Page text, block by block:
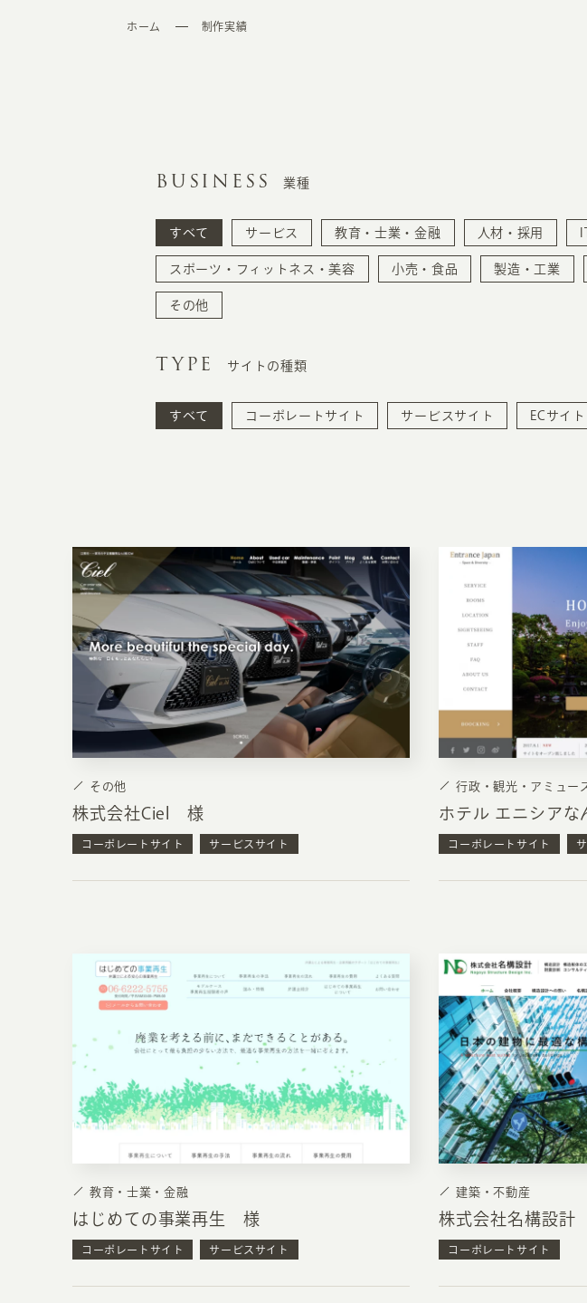
ホームページ
よくある質問
お客様の声
ホームページ制
お知らせ・コ
ABOUT
オンカについて
ホーム 制作実績
BUSINESS 業種
すべて サービス 教育・士業・金融 人材・採用
スポーツ・フィットネス・美容 小売・食品 製造・工業
その他
TYPE サイトの種類
すべて コーポレートサイト サービスサイト ECサイト
その他
株式会社Ciel 様
コーポレートサイト サービスサイト
行政・観光・アミュー
ホテル エニシア
コーポレートサイト
教育・士業・金融
はじめての事業再生 様
コーポレートサイト サービスサイト
建築・不動産
株式会社名構設
コーポレートサイト